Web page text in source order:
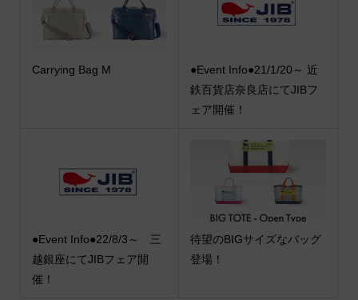
Carrying Bag M
●Event Info●21/1/20～ 近
鉄百貨店奈良店にてJIBフ
ェア開催！
●Event Info●22/8/3～ 三
越銀座にてJIBフェア開
催！
待望のBIGサイズなバッグ
登場！